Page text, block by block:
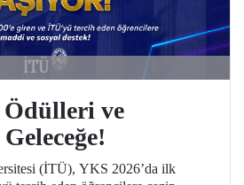
Ödülleri ve
(İTÜ), YKS 2026’da ilk